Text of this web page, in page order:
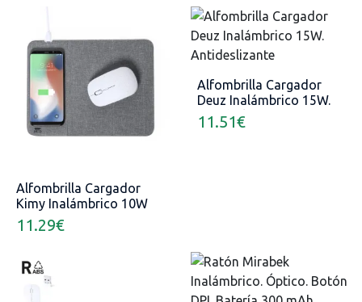
Alfombrilla Cargador
Kimy Inalámbrico 10W
11.29€
Alfombrilla Cargador
Deuz Inalámbrico 15W.
Antideslizante
11.51€